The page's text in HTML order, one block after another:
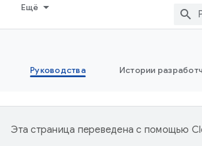
Ещё
Руководства Истории
Эта страница переведена с помощью